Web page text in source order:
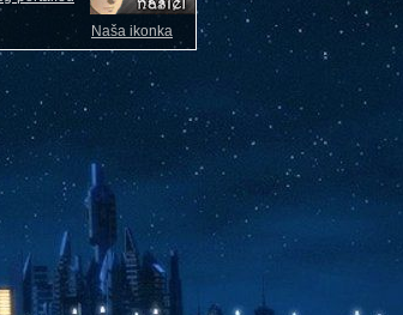
Naša ikonka